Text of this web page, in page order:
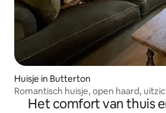
Huisje in Butterton
Romantisch huisje, open haard,
Het comfort van thuis